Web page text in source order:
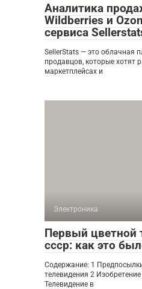
Аналитика
Wildberries и
сервиса
SellerStats — это облачная
продавцов, которые хотят
маркетплейсах и
Электроника
Первый цветной
ссср: как это
Содержание: 1
телевидения 2
Телевидение в